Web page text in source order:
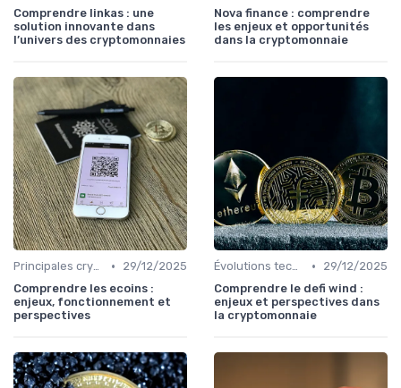
Comprendre linkas : une
solution innovante dans
l’univers des cryptomonnaies
Nova finance : comprendre
les enjeux et opportunités
dans la cryptomonnaie
Principales cryptomonnaies pour l'investissement •
29/12/2025
Comprendre les ecoins :
enjeux, fonctionnement et
perspectives
Évolutions technologiques (DeFi, NFTs, etc.) •
29/12/2025
Comprendre le defi wind :
enjeux et perspectives dans
la cryptomonnaie